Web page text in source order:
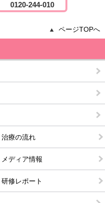
0120-244-010
ページTOPへ
治療の流れ
メディア情報
研修レポート